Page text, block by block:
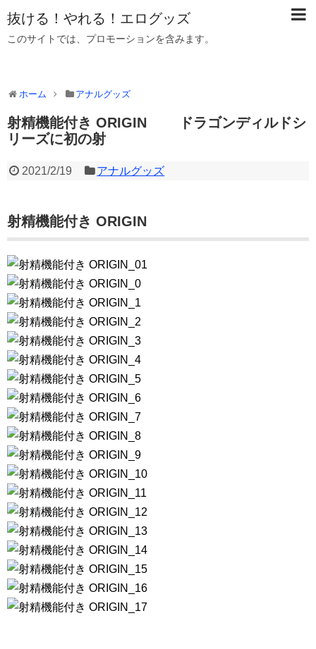
抜ける！やれる！エログッズ
このサイトでは、プロモーションを含みます。
ホーム アナルグッズ
射精機能付き ORIGIN ドラゴンディルドシ
リーズに初の射
2021/2/19 アナルグッズ
射精機能付き ORIGIN